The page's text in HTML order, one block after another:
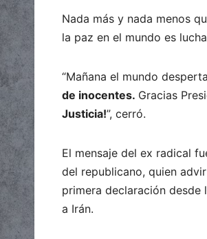
Nada más y nada menos
la paz en el mundo es
“Mañana el mundo
de inocentes. Gracias
Justicia!”, cerró.
El mensaje del ex radical
del republicano, quien
primera declaración
a Irán.